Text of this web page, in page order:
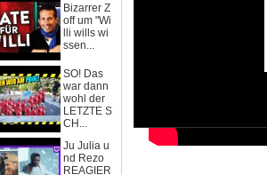
Bizarrer Z
off um "Wi
lli wills wi
ssen...
SO! Das
war dann
wohl der
LETZTE S
CH...
Ju Julia u
nd Rezo
REAGIER